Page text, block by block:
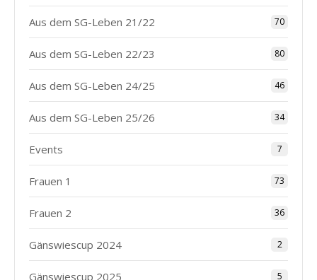
Aus dem SG-Leben 21/22 70
Aus dem SG-Leben 22/23 80
Aus dem SG-Leben 24/25 46
Aus dem SG-Leben 25/26 34
Events 7
Frauen 1 73
Frauen 2 36
Gänswiescup 2024 2
Gänswiescup 2025 5